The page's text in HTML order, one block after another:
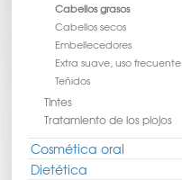
Cabellos grasos
Cabellos secos
Embellecedores
Extra suave, uso frecuente
Teñidos
Tintes
Tratamiento de los piojos
Cosmética oral
Dietética